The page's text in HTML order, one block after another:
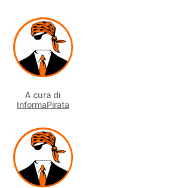
A cura di
InformaPirata